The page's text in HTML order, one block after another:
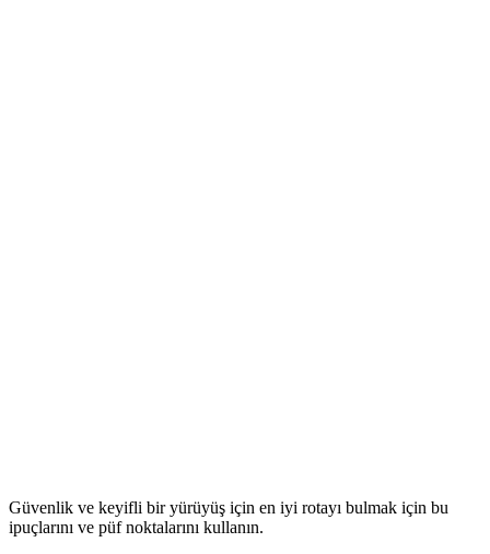
Güvenlik ve keyifli bir yürüyüş için en iyi rotayı bulmak için bu
ipuçlarını ve püf noktalarını kullanın.